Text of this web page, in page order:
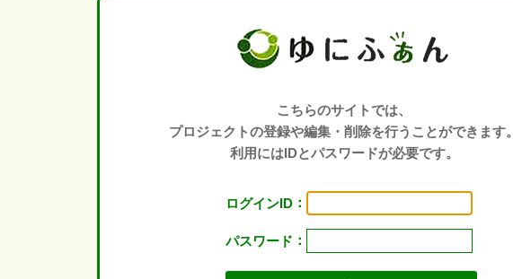
こちらのサイトでは、
プロジェクトの登録や編集・削除を行うことができます。
利用にはIDとパスワードが必要です。
ログインID ：
パスワード ：